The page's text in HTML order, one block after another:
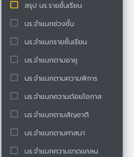
สรุป นร.รายชั้นเรียน
นร.จำแนกช่วงชั้น
นร.จำแนกรายชั้นเรียน
นร.จำแนกตามอายุ
นร.จำแนกตามความพิการ
นร.จำแนกความด้อยโอกาส
นร.จำแนกตามสัญชาติ
นร.จำแนกตามศาสนา
นร.จำแนกความขาดแคลน